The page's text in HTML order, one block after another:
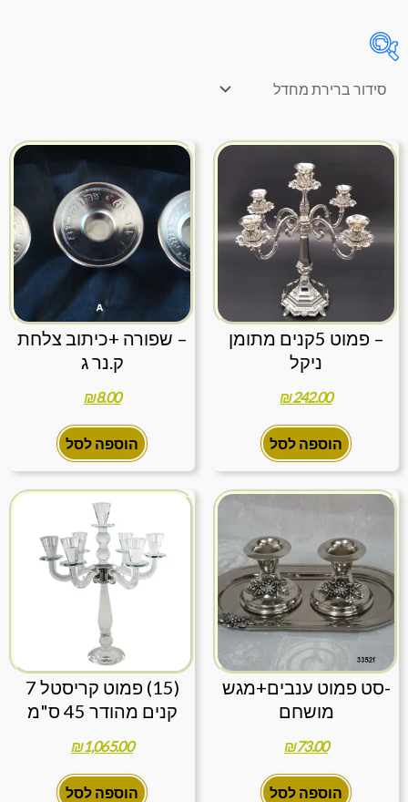
תגיות מוצר
– פמוט 5קנים מתומן
ניקל
₪242.00
הוספה לסל
– שפורה +כיתוב צלחת
ק.נר ג
₪8.00
הוספה לסל
-סט פמוט ענבים+מגש
מושחם
₪73.00
הוספה לסל
(15) פמוט קריסטל 7
קנים מהודר 45 ס"מ
₪1,065.00
הוספה לסל